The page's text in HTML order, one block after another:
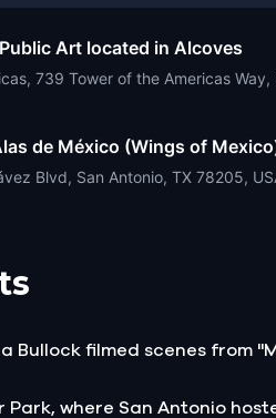
Public Art located in Alcoves
739 Tower of the Americas
de México (Wings of
Blvd, San Antonio, TX 78205,
Bullock filmed scenes from
Park, where San Antonio